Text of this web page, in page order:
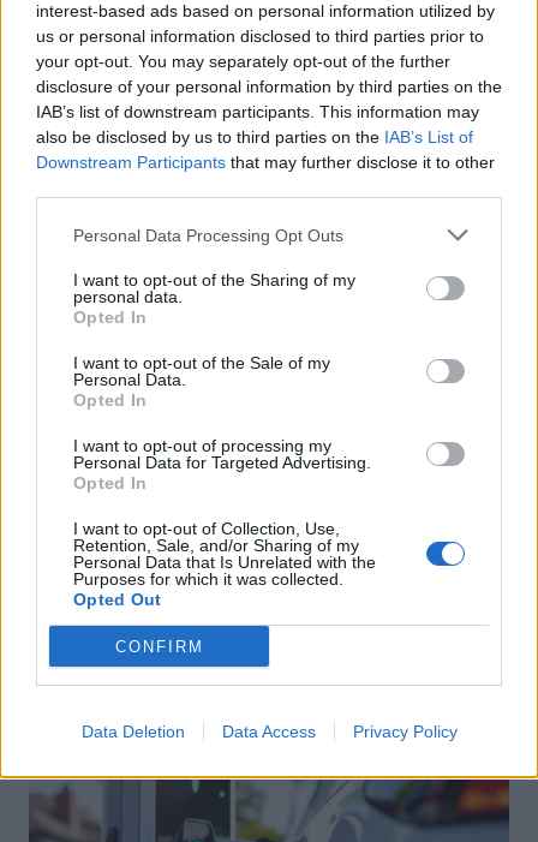
interest-based ads based on personal information utilized by
us or personal information disclosed to third parties prior to
your opt-out. You may separately opt-out of the further
disclosure of your personal information by third parties on the
IAB’s list of downstream participants. This information may
also be disclosed by us to third parties on the IAB’s List of
Downstream Participants that may further disclose it to other
Personal Data Processing Opt Outs
I want to opt-out of the Sharing of my
personal data.
Opted In
I want to opt-out of the Sale of my
Personal Data.
Opted In
I want to opt-out of processing my
Personal Data for Targeted Advertising.
Opted In
I want to opt-out of Collection, Use,
Retention, Sale, and/or Sharing of my
Personal Data that Is Unrelated with the
Purposes for which it was collected.
Opted Out
CONFIRM
Data Deletion Data Access Privacy Policy
Achat Automobile
Autonomie électrique : ce que vous
devez vraiment connaître avant
d’acheter
Achat Automobile
Denza Z9S : la voiture électrique qui
atteint 1100 km d’autonomie
Auto Pour Vous 5 août 2026